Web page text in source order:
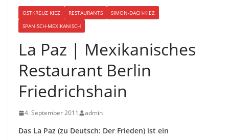
OSTKREUZ KIEZ RESTAURANTS
SIMON-DACH-KIEZ
SPANISCH-MEXIKANISCH
La Paz | Mexikanisches
Restaurant Berlin
Friedrichshain
4. September 2011 admin
Das La Paz (zu Deutsch: Der Frieden) ist ein